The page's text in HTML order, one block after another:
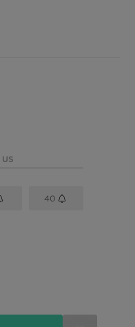
US
40